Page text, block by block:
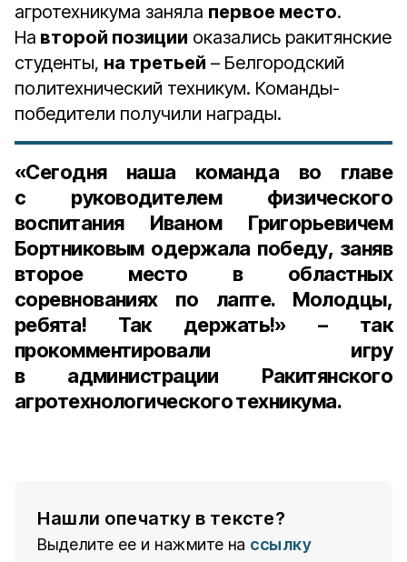
агротехникума заняла первое место.
На второй позиции оказались ракитянские
студенты, на третьей – Белгородский
политехнический техникум. Команды-
победители получили награды.
«Сегодня наша команда во главе
с руководителем физического
воспитания Иваном Григорьевичем
Бортниковым одержала победу, заняв
второе место в областных
соревнованиях по лапте. Молодцы,
ребята! Так держать!» – так
прокомментировали игру
в администрации Ракитянского
агротехнологического техникума.
Нашли опечатку в тексте?
Выделите ее и нажмите на ссылку